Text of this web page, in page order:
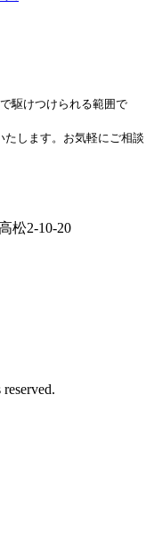
駆けつけられる範囲で
します。お気軽にご相談
松2-10-20